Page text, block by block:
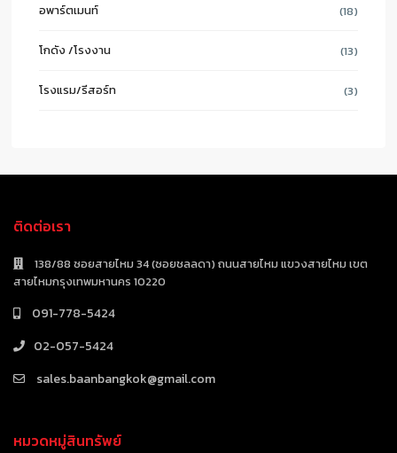
อพาร์ตเมนท์ (18)
โกดัง /โรงงาน (13)
โรงแรม/รีสอร์ท (3)
ติดต่อเรา
138/88 ซอยสายไหม 34 (ซอยชลลดา) ถนนสายไหม แขวงสายไหม เขต
สายไหมกรุงเทพมหานคร 10220
091-778-5424
02-057-5424
sales.baanbangkok@gmail.com
หมวดหมู่สินทรัพย์